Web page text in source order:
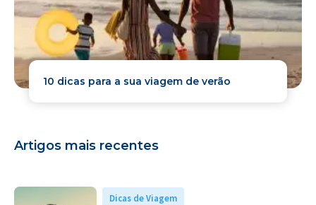
10 dicas para a sua viagem de verão
Artigos mais recentes
Dicas de Viagem